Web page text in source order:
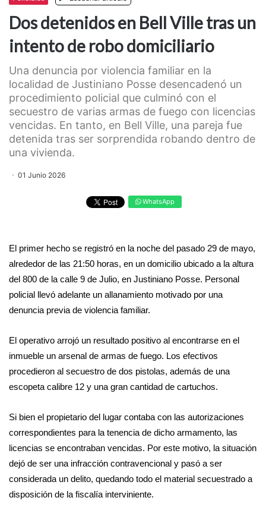
Dos detenidos en Bell Ville tras un
intento de robo domiciliario
Una denuncia por violencia familiar en la
localidad de Justiniano Posse desencadenó un
procedimiento policial que culminó con el
secuestro de varias armas de fuego con licencias
vencidas. En tanto, en Bell Ville, una pareja fue
detenida tras ser sorprendida robando dentro de
una vivienda.
01 Junio 2026
WhatsApp
El primer hecho se registró en la noche del pasado 29 de mayo,
alrededor de las 21:50 horas, en un domicilio ubicado a la altura
del 800 de la calle 9 de Julio, en Justiniano Posse. Personal
policial llevó adelante un allanamiento motivado por una
denuncia previa de violencia familiar.
El operativo arrojó un resultado positivo al encontrarse en el
inmueble un arsenal de armas de fuego. Los efectivos
procedieron al secuestro de dos pistolas, además de una
escopeta calibre 12 y una gran cantidad de cartuchos.
Si bien el propietario del lugar contaba con las autorizaciones
correspondientes para la tenencia de dicho armamento, las
licencias se encontraban vencidas. Por este motivo, la situación
dejó de ser una infracción contravencional y pasó a ser
considerada un delito, quedando todo el material secuestrado a
disposición de la fiscalía interviniente.